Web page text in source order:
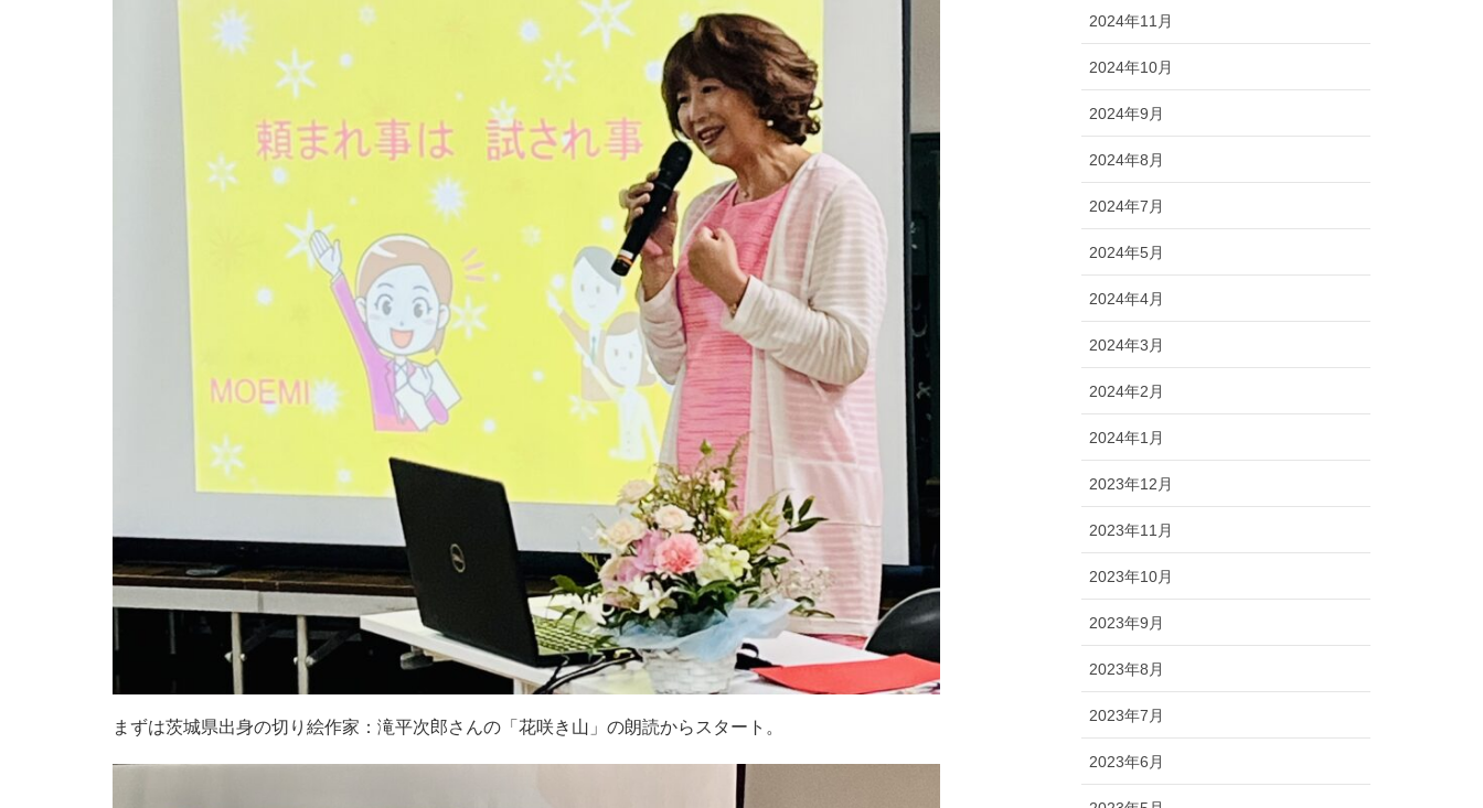
まずは茨城県出身の切り絵作家：滝平次郎さんの「花咲き山」の朗読からスタート。
2024年11月
2024年10月
2024年9月
2024年8月
2024年7月
2024年5月
2024年4月
2024年3月
2024年2月
2024年1月
2023年12月
2023年11月
2023年10月
2023年9月
2023年8月
2023年7月
2023年6月